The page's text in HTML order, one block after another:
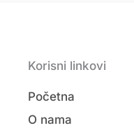
Korisni linkovi
Početna
O nama